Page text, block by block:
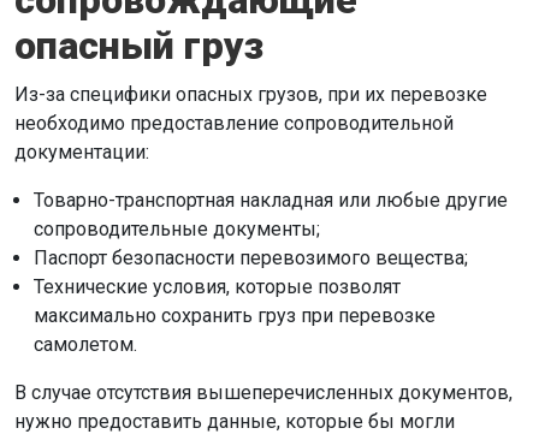
опасный груз
Из-за специфики опасных грузов, при их перевозке
необходимо предоставление сопроводительной
документации:
Товарно-транспортная накладная или любые другие
сопроводительные документы;
Паспорт безопасности перевозимого вещества;
Технические условия, которые позволят
максимально сохранить груз при перевозке
самолетом.
В случае отсутствия вышеперечисленных документов,
нужно предоставить данные, которые бы могли